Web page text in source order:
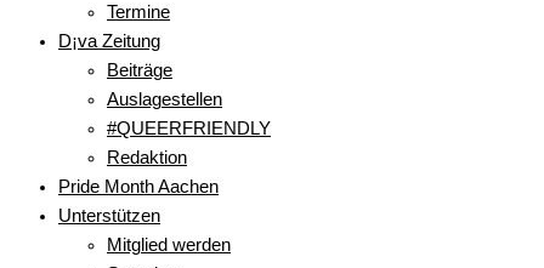
Termine
D¡va Zeitung
Beiträge
Auslagestellen
#QUEERFRIENDLY
Redaktion
Pride Month Aachen
Unterstützen
Mitglied werden